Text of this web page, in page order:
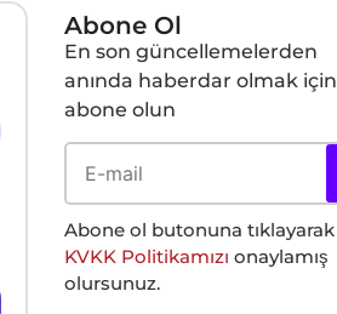
Abone Ol
En son güncellemelerden
anında haberdar olmak için
abone olun
Abone ol butonuna tıklayarak
KVKK Politikamızı onaylamış
olursunuz.